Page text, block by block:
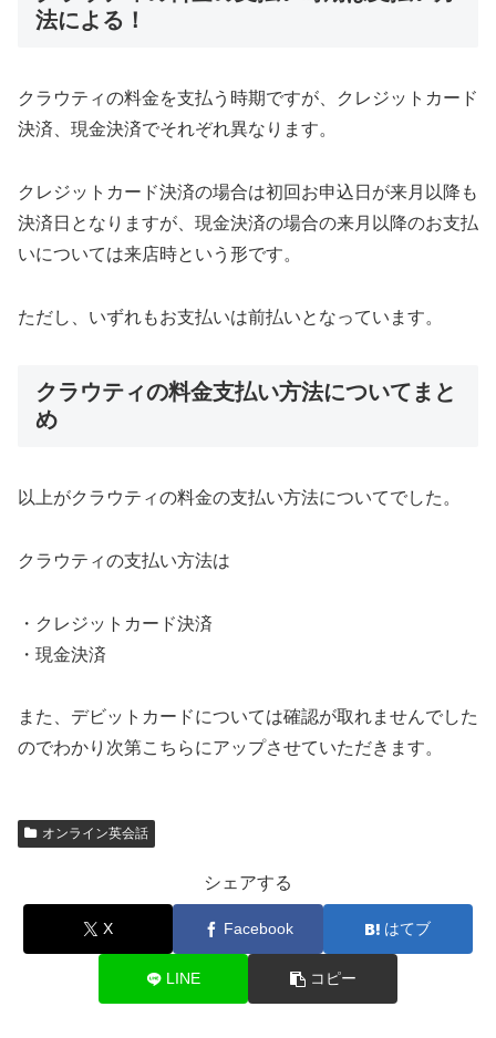
法による！
クラウティの料金を支払う時期ですが、クレジットカード
決済、現金決済でそれぞれ異なります。
クレジットカード決済の場合は初回お申込日が来月以降も
決済日となりますが、現金決済の場合の来月以降のお支払
いについては来店時という形です。
ただし、いずれもお支払いは前払いとなっています。
クラウティの料金支払い方法についてまと
め
以上がクラウティの料金の支払い方法についてでした。
クラウティの支払い方法は
・クレジットカード決済
・現金決済
また、デビットカードについては確認が取れませんでした
のでわかり次第こちらにアップさせていただきます。
オンライン英会話
シェアする
X Facebook はてブ
LINE コピー